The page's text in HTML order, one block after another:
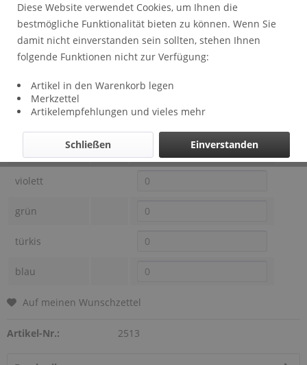
Farben Bild 14
violett
grün
türkis
blau
Auf meinen Wunschzettel
Artikel-Nr.: 2513
Diese Website verwendet Cookies, um Ihnen die
bestmögliche Funktionalität bieten zu können. Wenn Sie
damit nicht einverstanden sein sollten, stehen Ihnen
folgende Funktionen nicht zur Verfügung:
Artikel in den Warenkorb legen
Merkzettel
Artikelempfehlungen und vieles mehr
Einverstanden
Schließen